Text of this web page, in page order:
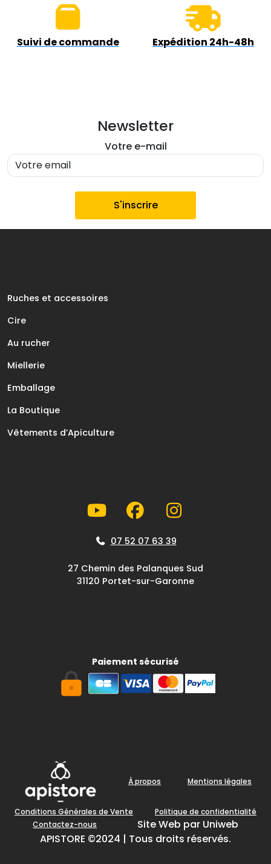
Suivi de commande Expédition 24h-48h
Newsletter
Votre e-mail
Ruches et accessoires
Cire
Au rucher
Miellerie
Emballage
La Boutique
Vêtements d’Apiculture
07 52 07 63 39
27 Chemin des Palanques Sud
31120 Portet-sur-Garonne
Paiement sécurisé
À propos Mentions légales
Conditions Générales de Vente
Politique de confidentialité
Contactez-nous
Site Web par Uniweb
APISTORE ©2024 | Tous droits réservés.